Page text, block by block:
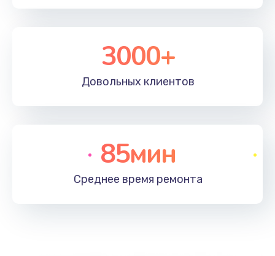
3000+
Довольных клиентов
85мин
Среднее время ремонта